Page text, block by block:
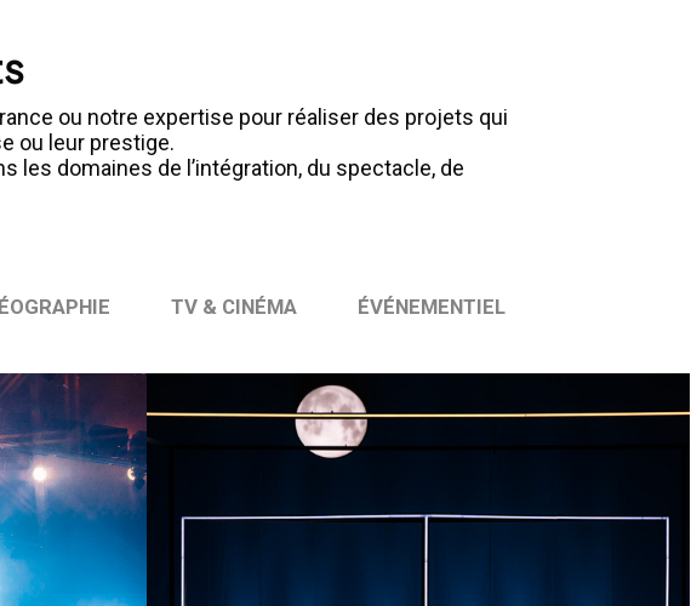
ou notre expertise pour réaliser des projets qui
ou leur prestige.
les domaines de l’intégration, du spectacle, de
TV & CINÉMA ÉVÉNEMENTIEL